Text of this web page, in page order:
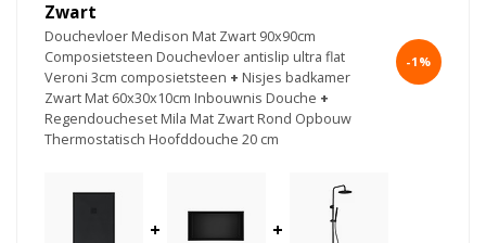
Zwart
Douchevloer Medison Mat Zwart 90x90cm
Composietsteen Douchevloer antislip ultra flat
Veroni 3cm composietsteen + Nisjes badkamer
Zwart Mat 60x30x10cm Inbouwnis Douche +
Regendoucheset Mila Mat Zwart Rond Opbouw
Thermostatisch Hoofddouche 20 cm
-1%
+ +